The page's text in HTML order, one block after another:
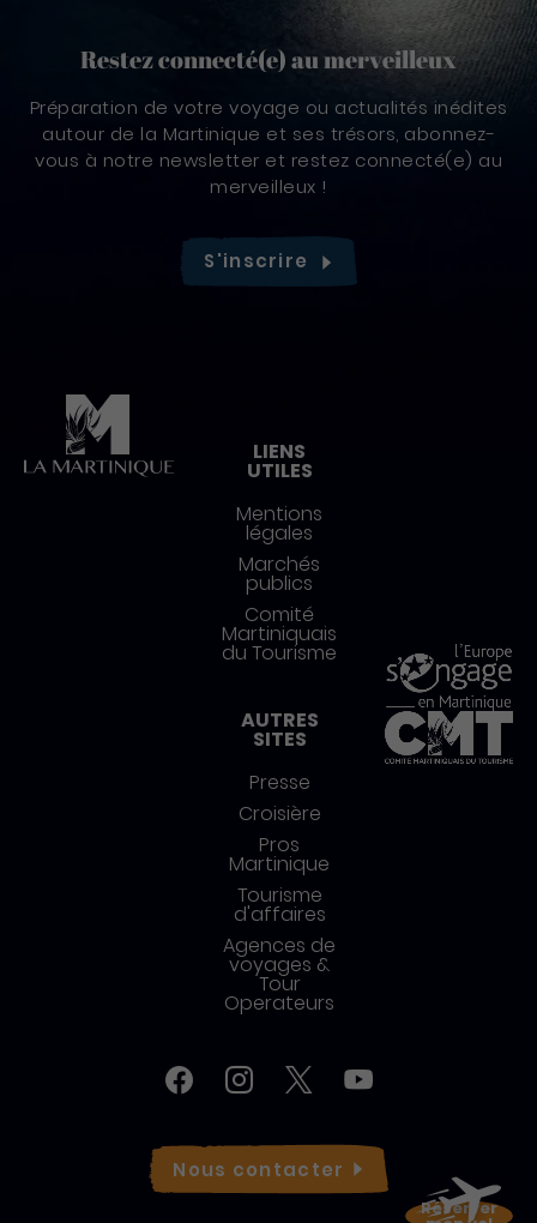
Réserver
Restez connecté(e) au merveilleux
Préparation de votre voyage ou actualités inédites
autour de la Martinique et ses trésors, abonnez-
vous à notre newsletter et restez connecté(e) au
merveilleux !
S'inscrire
LIENS
UTILES
Mentions
légales
Marchés
publics
Comité
Martiniquais
du Tourisme
AUTRES
SITES
Presse
Croisière
Pros
Martinique
Tourisme
d'affaires
Agences de
voyages &
Tour
Operateurs
FacebookInstagramTwitterYouTube
Nous contacter